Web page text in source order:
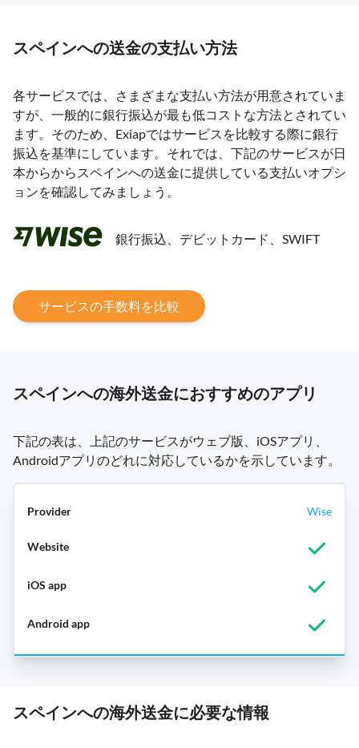
スペインへの送金の支払い方法
各サービスでは、さまざまな支払い方法が用意されていま
すが、一般的に銀行振込が最も低コストな方法とされてい
ます。そのため、Exiapではサービスを比較する際に銀行
振込を基準にしています。それでは、下記のサービスが日
本からからスペインへの送金に提供している支払いオプシ
ョンを確認してみましょう。
銀行振込、デビットカード、SWIFT
サービスの手数料を比較
スペインへの海外送金におすすめのアプリ
下記の表は、上記のサービスがウェブ版、iOSアプリ、
Androidアプリのどれに対応しているかを示しています。
Wise
スペインへの海外送金に必要な情報